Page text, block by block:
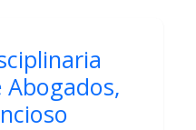
Abogados,